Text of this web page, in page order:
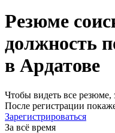
Резюме
должность
в Ардатове
Чтобы видеть все резюме,
После регистрации
Зарегистрироваться
За всё время